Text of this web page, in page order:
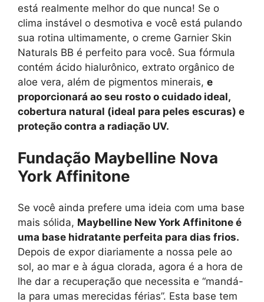
está realmente melhor do que nunca! Se o
clima instável o desmotiva e você está pulando
sua rotina ultimamente, o creme Garnier Skin
Naturals BB é perfeito para você. Sua fórmula
contém ácido hialurônico, extrato orgânico de
aloe vera, além de pigmentos minerais, e
proporcionará ao seu rosto o cuidado ideal,
cobertura natural (ideal para peles escuras) e
proteção contra a radiação UV.
Fundação Maybelline Nova
York Affinitone
Se você ainda prefere uma ideia com uma base
mais sólida, Maybelline New York Affinitone é
uma base hidratante perfeita para dias frios.
Depois de expor diariamente a nossa pele ao
sol, ao mar e à água clorada, agora é a hora de
lhe dar a recuperação que necessita e “mandá-
la para umas merecidas férias”. Esta base tem